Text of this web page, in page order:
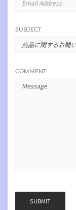
SUBJECT
商品に関するお問
COMMENT